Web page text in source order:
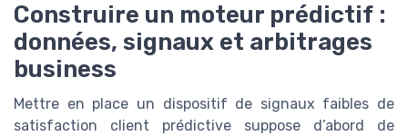
Construire un moteur prédictif :
données, signaux et arbitrages
business
Mettre en place un dispositif de signaux faibles de
satisfaction client prédictive suppose d’abord de